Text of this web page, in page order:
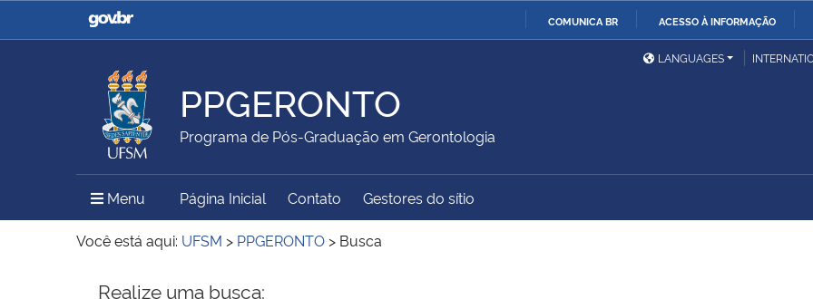
COMUNICA BR ACESSO À INFORMAÇÃO
Casa Civil
Ministério da Justiça e
Ministério da Defesa
Ministério das Relações
Exteriores
Ministério da Agricultura,
Pecuária e Abastecimento
Ministério da Educação
Ministério do Meio Ambiente Ministério do Turismo
Ministério do
LANGUAGES
PPGERONTO
Programa de Pós-Graduação em Gerontologia
Menu Menu Principal do Sítio
Página Inicial Contato Gestores do sítio
Você está aqui: UFSM > PPGERONTO > Busca
Início do conteúdo
Realize uma busca: